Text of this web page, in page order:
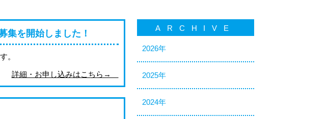
集を開始しました！
。
詳細・お申し込みはこちら→
ARCHIVE
2026年
2025年
2024年